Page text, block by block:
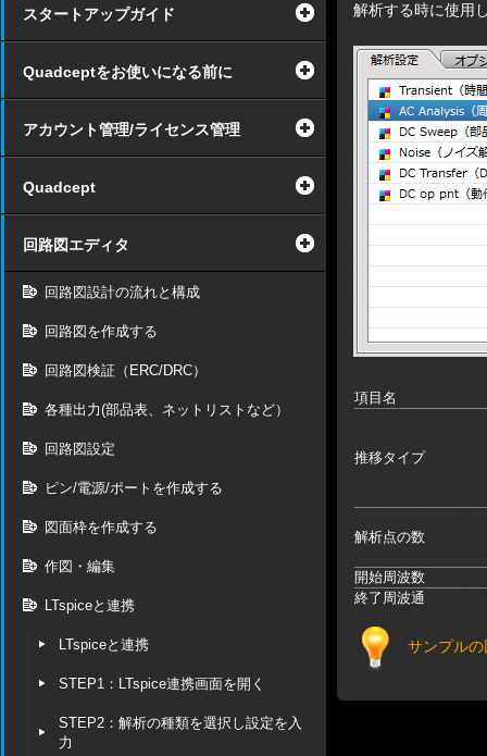
スタートアップガイド
Quadceptをお使いになる前に
アカウント管理/ライセンス管理
Quadcept
回路図エディタ
回路図設計の流れと構成
回路図を作成する
回路図検証（ERC/DRC）
各種出力(部品表、ネットリストなど）
回路図設定
ピン/電源/ポートを作成する
図面枠を作成する
作図・編集
LTspiceと連携
LTspiceと連携
STEP1：LTspice連携画面を開く
STEP2：解析の種類を選択し設定を入
力
解析する時に使用
項目名
推移タイプ
解析点の数
開始周波数
終了周波通
サンプル